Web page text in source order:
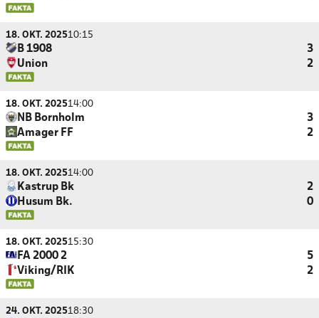
18. OKT. 202510:15
B 1908
3
Union
2
18. OKT. 202514:00
NB Bornholm
3
Amager FF
2
18. OKT. 202514:00
Kastrup Bk
2
Husum Bk.
0
18. OKT. 202515:30
FA 2000 2
5
Viking/RIK
2
24. OKT. 202518:30